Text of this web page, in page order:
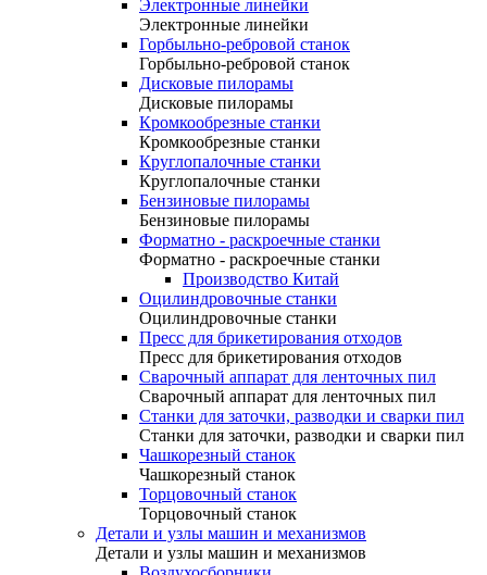
Электронные линейки
Электронные линейки
Горбыльно-ребровой станок
Горбыльно-ребровой станок
Дисковые пилорамы
Дисковые пилорамы
Кромкообрезные станки
Кромкообрезные станки
Круглопалочные станки
Круглопалочные станки
Бензиновые пилорамы
Бензиновые пилорамы
Форматно - раскроечные станки
Форматно - раскроечные станки
Производство Китай
Оцилиндровочные станки
Оцилиндровочные станки
Пресс для брикетирования отходов
Пресс для брикетирования отходов
Сварочный аппарат для ленточных пил
Сварочный аппарат для ленточных пил
Станки для заточки, разводки и сварки пил
Станки для заточки, разводки и сварки пил
Чашкорезный станок
Чашкорезный станок
Торцовочный станок
Торцовочный станок
Детали и узлы машин и механизмов
Детали и узлы машин и механизмов